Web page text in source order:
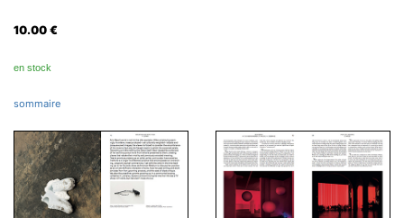
10.00 €
en stock
sommaire